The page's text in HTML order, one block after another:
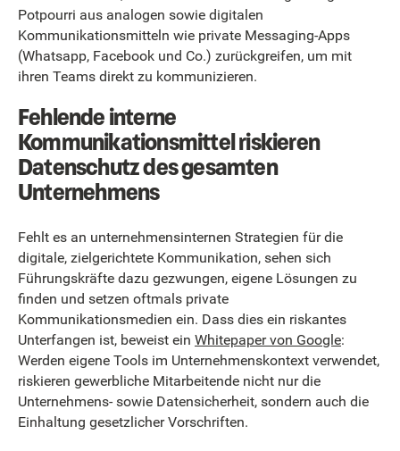
Potpourri aus analogen sowie digitalen
Kommunikationsmitteln wie private Messaging-Apps
(Whatsapp, Facebook und Co.) zurückgreifen, um mit
ihren Teams direkt zu kommunizieren.
Fehlende interne
Kommunikationsmittel riskieren
Datenschutz des gesamten
Unternehmens
Fehlt es an unternehmensinternen Strategien für die
digitale, zielgerichtete Kommunikation, sehen sich
Führungskräfte dazu gezwungen, eigene Lösungen zu
finden und setzen oftmals private
Kommunikationsmedien ein. Dass dies ein riskantes
Unterfangen ist, beweist ein Whitepaper von Google:
Werden eigene Tools im Unternehmenskontext verwendet,
riskieren gewerbliche Mitarbeitende nicht nur die
Unternehmens- sowie Datensicherheit, sondern auch die
Einhaltung gesetzlicher Vorschriften.